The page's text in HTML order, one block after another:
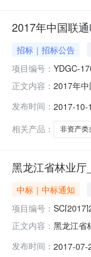
2017年中国联
招标｜招标公告
项目编号： YDGC-
正文内容： 2017年
类办公家
发布时间： 2017-10-
相关产品：
非资产类
黑龙江省林业厅
中标｜中标通知
项目编号：
正文内容： 黑龙江省
2017年7
发布时间： 2017-07-